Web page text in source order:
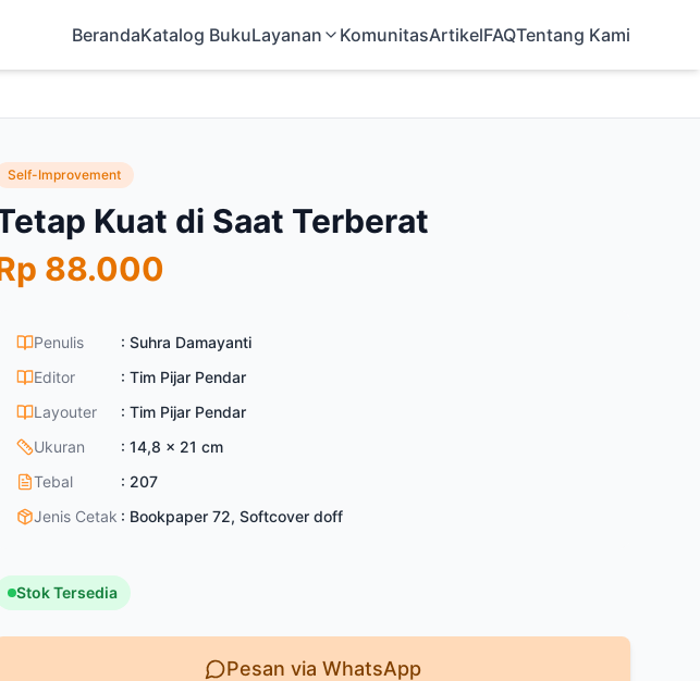
BerandaKatalog BukuLayanan KomunitasArtikelFAQTentang Kami
Self-Improvement
Kuat di Saat Terberat
88.000
Penulis : Suhra Damayanti
Editor
: Tim Pijar Pendar
Layouter
: Tim Pijar Pendar
Ukuran
: 14,8 x 21 cm
Tebal
: 207
Jenis Cetak : Bookpaper 72, Softcover doff
Stok Tersedia
Pesan via WhatsApp